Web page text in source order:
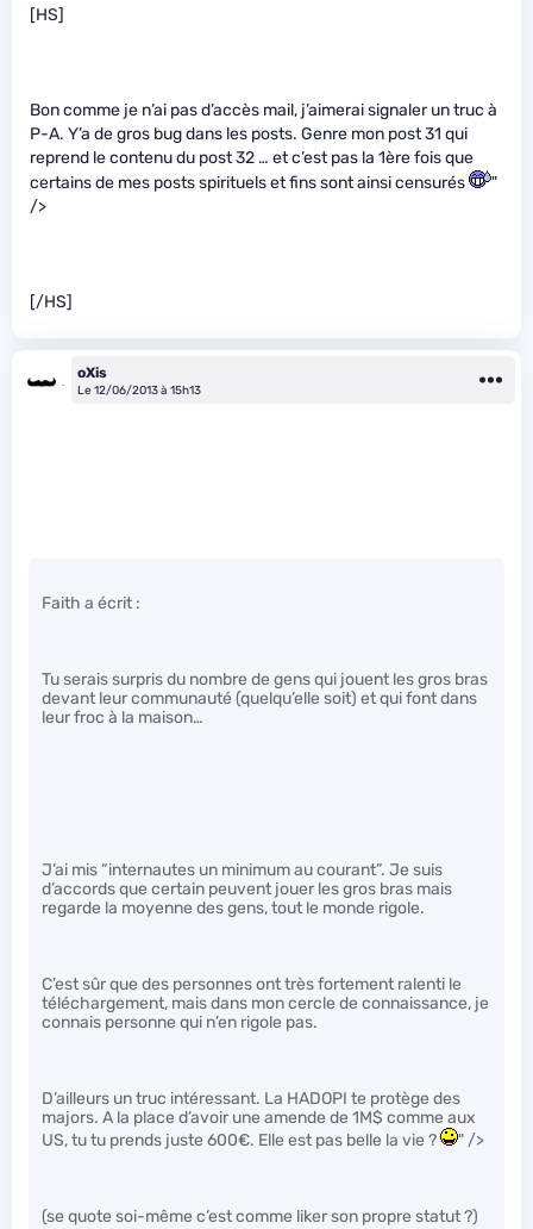
[HS]
Bon comme je n’ai pas d’accès mail, j’aimerai signaler un truc à
P-A. Y’a de gros bug dans les posts. Genre mon post 31 qui
reprend le contenu du post 32 … et c’est pas la 1ère fois que
certains de mes posts spirituels et fins sont ainsi censurés
"
/>
[/HS]
oXis
Le 12/06/2013 à 15h13
Faith a écrit :
Tu serais surpris du nombre de gens qui jouent les gros bras
devant leur communauté (quelqu’elle soit) et qui font dans
leur froc à la maison…
J’ai mis “internautes un minimum au courant”. Je suis
d’accords que certain peuvent jouer les gros bras mais
regarde la moyenne des gens, tout le monde rigole.
C’est sûr que des personnes ont très fortement ralenti le
téléchargement, mais dans mon cercle de connaissance, je
connais personne qui n’en rigole pas.
D’ailleurs un truc intéressant. La HADOPI te protège des
majors. A la place d’avoir une amende de 1M$ comme aux
US, tu tu prends juste 600€. Elle est pas belle la vie ?
" />
(se quote soi-même c’est comme liker son propre statut ?)